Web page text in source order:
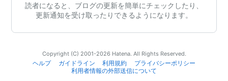
読者になると、ブログの更新を簡単にチェックしたり、
更新通知を受け取ったりできるようになります。
Copyright (C) 2001-2026 Hatena. All Rights Reserved.
ヘルプ
ガイドライン 利用規約
プライバシーポリシー
利用者情報の外部送信について